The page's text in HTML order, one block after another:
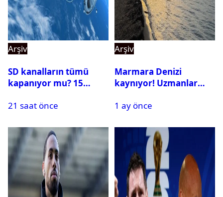
Arşiv
SD kanalların tümü
kapanıyor mu? 15
yapılacak?
21 saat önce
Arşiv
Marmara Denizi
kaynıyor! Uzmanlar
1 ay önce